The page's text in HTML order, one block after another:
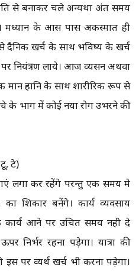
से बनाकर चले अन्यथा अंत समय
मध्यान के आस पास अकस्मात ही
से दैनिक खर्च के साथ भविष्य के खर्च
नियंत्रण लाये। आज व्यसन अथवा
मान हानि के साथ शारीरिक रूप से
के भाग में कोई नया रोग उभरने की
टे)
लगा कर रहेंगे परन्तु एक समय मे
शिकार बनेंगे। कार्य व्यवसाय
कार्य आने पर उचित समय नही दे
निर्भर रहना पड़ेगा। यात्रा की
पर व्यर्थ खर्च भी करना पड़ेगा।